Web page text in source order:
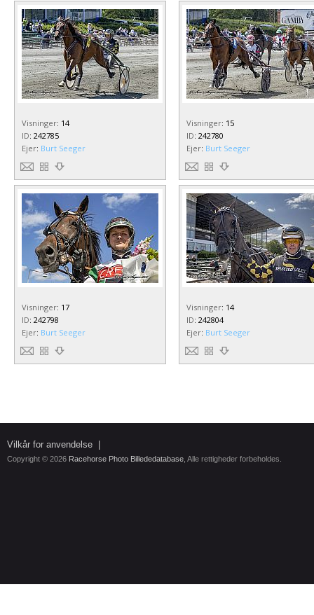
Visninger: 14
ID: 242785
Ejer: Burt Seeger
Visninger: 15
ID: 242780
Ejer: Burt Seeger
Visninger: 17
ID: 242798
Ejer: Burt Seeger
Visninger: 14
ID: 242804
Ejer: Burt Seeger
Vilkår for anvendelse
Copyright © 2026 Racehorse Photo Billededatabase , Alle rettigheder forbeholdes.